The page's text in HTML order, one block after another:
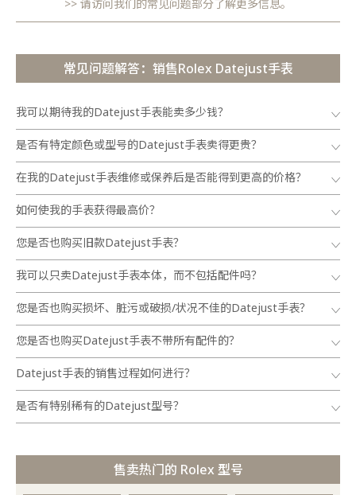
请访问我们的常见问题部分了解更多信息。
常见问题解答：销售Rolex Datejust手表
我可以期待我的Datejust手表能卖多少钱？
是否有特定颜色或型号的Datejust手表卖得更贵？
在我的Datejust手表维修或保养后是否能得到更高的价格？
如何使我的手表获得最高价？
您是否也购买旧款Datejust手表？
我可以只卖Datejust手表本体，而不包括配件吗？
您是否也购买损坏、脏污或破损/状况不佳的Datejust手表？
您是否也购买Datejust手表不带所有配件的？
Datejust手表的销售过程如何进行？
是否有特别稀有的Datejust型号？
售卖热门的 Rolex 型号